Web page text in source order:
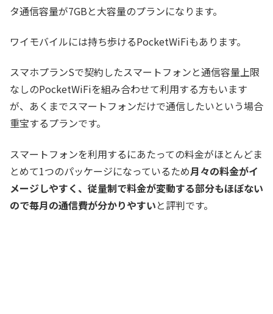
タ通信容量が7GBと大容量のプランになります。
ワイモバイルには持ち歩けるPocketWiFiもあります。
スマホプランSで契約したスマートフォンと通信容量上限
なしのPocketWiFiを組み合わせて利用する方もいます
が、あくまでスマートフォンだけで通信したいという場合
重宝するプランです。
スマートフォンを利用するにあたっての料金がほとんどま
とめて1つのパッケージになっているため月々の料金がイ
メージしやすく、従量制で料金が変動する部分もほぼない
ので毎月の通信費が分かりやすいと評判です。